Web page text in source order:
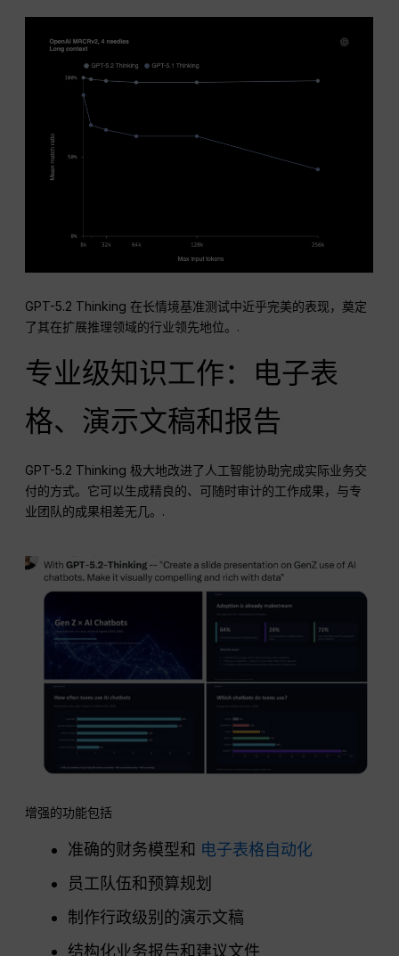
GPT-5.2 Thinking 在长情境基准测试中近乎完美的表现，奠定
了其在扩展推理领域的行业领先地位。.
专业级知识工作：电子表
格、演示文稿和报告
GPT-5.2 Thinking 极大地改进了人工智能协助完成实际业务交
付的方式。它可以生成精良的、可随时审计的工作成果，与专
业团队的成果相差无几。.
增强的功能包括
准确的财务模型和 电子表格自动化
员工队伍和预算规划
制作行政级别的演示文稿
结构化业务报告和建议文件